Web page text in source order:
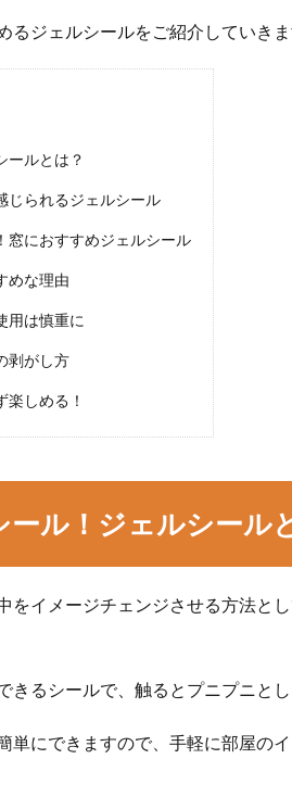
ジェルシールをご紹介していきま
ールとは？
じられるジェルシール
窓におすすめジェルシール
めな理由
用は慎重に
剥がし方
しめる！
ル！ジェルシール
をイメージチェンジさせる方法と
るシールで、触るとプニプニとし
単にできますので、手軽に部屋の